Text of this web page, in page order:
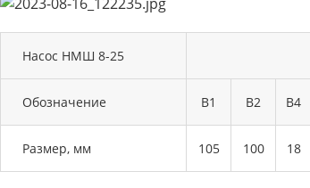
Насос НМШ 8-25
Обозначение B1 B2 B4
Размер, мм 105 100 18